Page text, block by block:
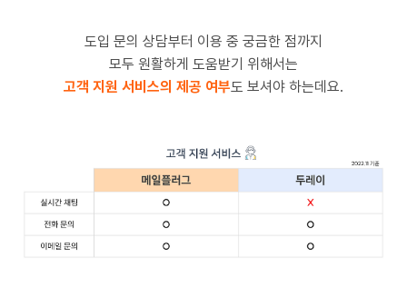
도입 문의 상담부터 이용 중 궁금한 점까지
모두 원활하게 도움받기 위해서는
고객 지원 서비스의 제공 여부도 보셔야 하는데요.